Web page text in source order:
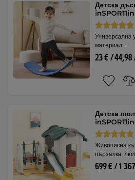
Детска
Универсална
материал, …
23 € /
Детска
Живописна
пързалка,
699 € / 1